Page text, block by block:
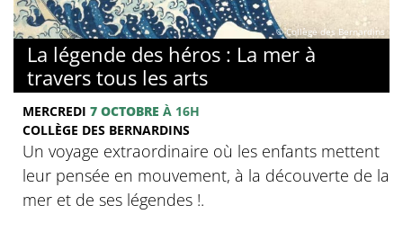
© Collège des Bernardins
La légende des héros : La mer à
travers tous les arts
MERCREDI 7 OCTOBRE À 16H
COLLÈGE DES BERNARDINS
Un voyage extraordinaire où les enfants mettent
leur pensée en mouvement, à la découverte de la
mer et de ses légendes !.